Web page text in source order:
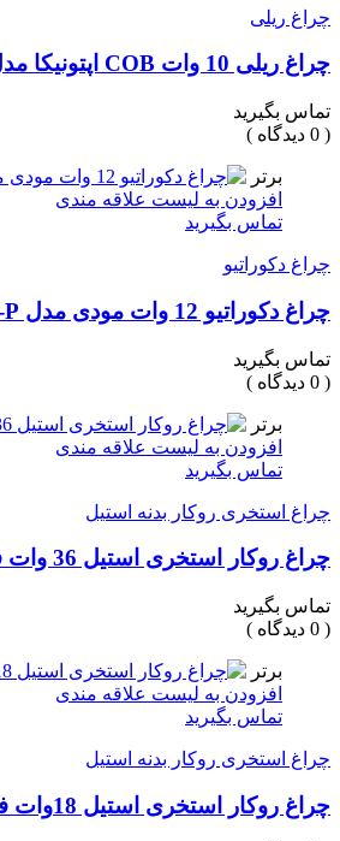
چراغ ریلی
چراغ ریلی 10 وات COB اپتونیکا مدل IR-OP2010
تماس بگیرید
( 0 دیدگاه )
برتر
افزودن به لیست علاقه مندی
تماس بگیرید
چراغ دکوراتیو
چراغ دکوراتیو 12 وات مودی مدل IR-MD6406-P
تماس بگیرید
( 0 دیدگاه )
برتر
افزودن به لیست علاقه مندی
تماس بگیرید
چراغ استخری روکار بدنه استیل
چراغ روکار استخری استیل 36 وات فولکالر (RGB) برند LEDMAN
تماس بگیرید
( 0 دیدگاه )
برتر
افزودن به لیست علاقه مندی
تماس بگیرید
چراغ استخری روکار بدنه استیل
چراغ روکار استخری استیل 18وات فولکالر (RGB) برند LEDMAN